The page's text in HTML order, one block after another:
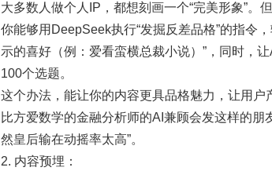
大多数人做个人IP，都想刻画一个“完美形象”。
你能够用DeepSeek执行“发掘反差品格”的指令
示的喜好（例：爱看蛮横总裁小说）”，同时，
100个选题。
这个办法，能让你的内容更具品格魅力，让用户
比方爱数学的金融分析师的AI兼顾会发这样的
然皇后输在动摇率太高”。
2. 内容预埋：